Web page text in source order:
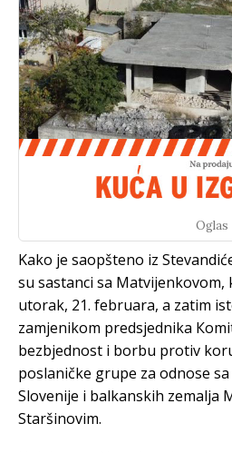
Oglas
Kako je saopšteno iz
su sastanci sa Matvijenkovom,
utorak, 21. februara, a zatim
zamjenikom predsjednika
bezbjednost i borbu protiv
poslaničke grupe za odnose
Slovenije i balkanskih zemalja
Staršinovim.